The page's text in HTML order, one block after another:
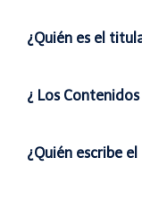
¿Quién es el
¿ Los
¿Quién escribe